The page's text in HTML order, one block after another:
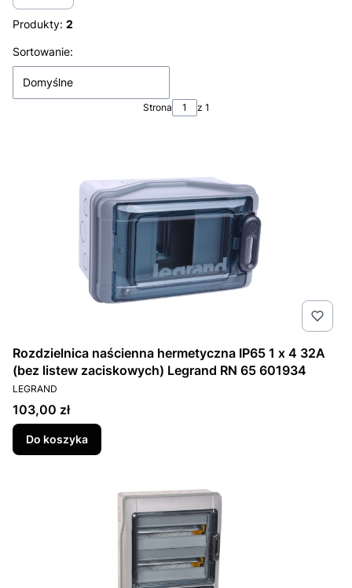
Produkty: 2
Lista produktów
Sortowanie:
Domyślne
Strona z 1
Rozdzielnica naścienna hermetyczna IP65 1 x 4 32A
(bez listew zaciskowych) Legrand RN 65 601934
PRODUCENT
LEGRAND
Cena
103,00 zł
Do koszyka